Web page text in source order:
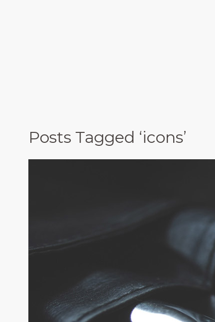
Posts Tagged ‘icons’